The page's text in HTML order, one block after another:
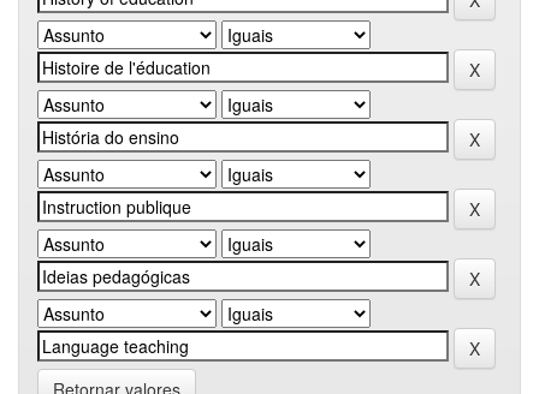
Retornar valores